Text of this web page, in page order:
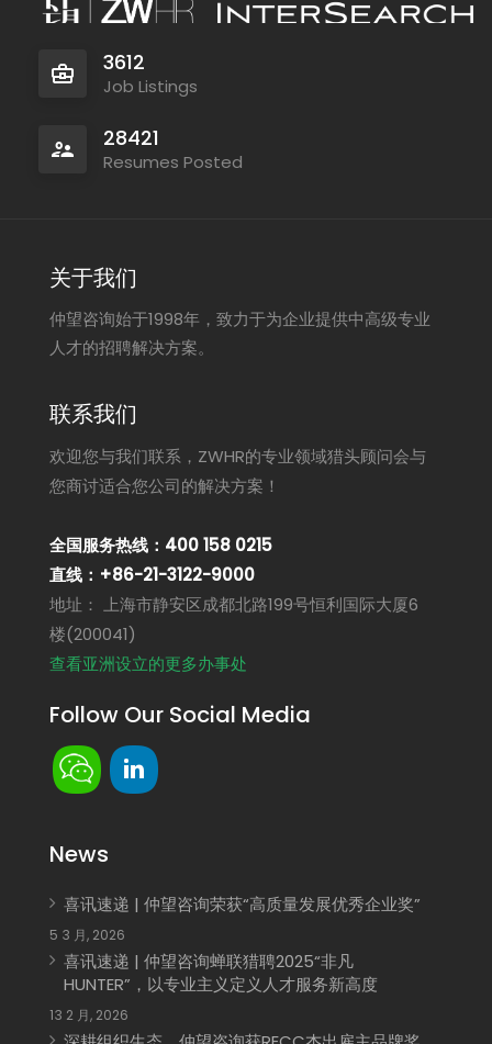
3612
Job Listings
28421
Resumes Posted
关于我们
仲望咨询始于1998年，致力于为企业提供中高级专业
人才的招聘解决方案。
联系我们
欢迎您与我们联系，ZWHR的专业领域猎头顾问会与
您商讨适合您公司的解决方案！
全国服务热线：400 158 0215
直线：+86-21-3122-9000
地址： 上海市静安区成都北路199号恒利国际大厦6
楼(200041)
查看亚洲设立的更多办事处
Follow Our Social Media
News
喜讯速递 | 仲望咨询荣获“高质量发展优秀企业奖”
5 3 月, 2026
喜讯速递 | 仲望咨询蝉联猎聘2025“非凡
HUNTER”，以专业主义定义人才服务新高度
13 2 月, 2026